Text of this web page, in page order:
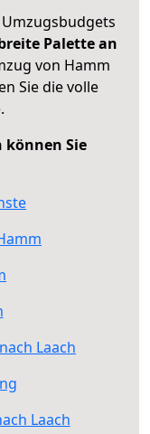
Palette an
von Hamm
Sie die volle
können Sie
Laach
Laach